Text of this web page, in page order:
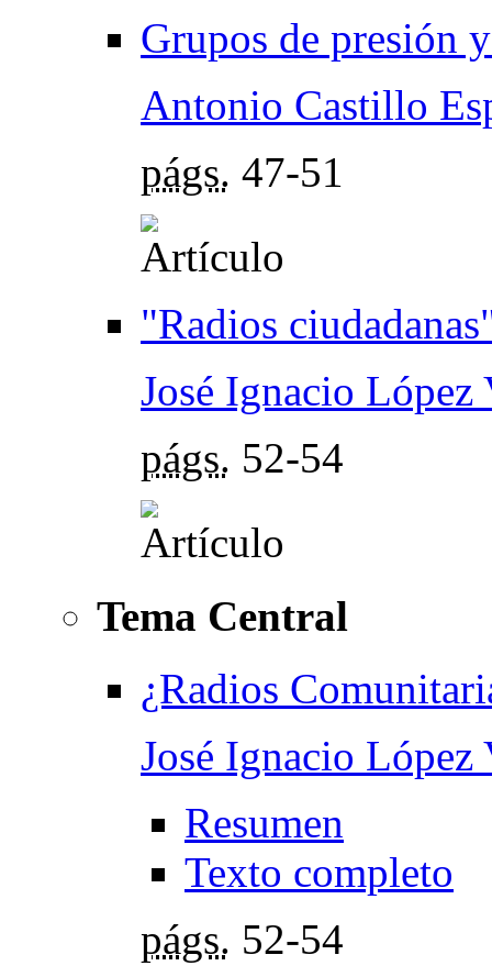
Grupos de presión
Antonio Castillo
págs. 47-51
"Radios
José Ignacio
págs. 52-54
Tema Central
¿Radios
José Ignacio
Resumen
Texto completo
págs. 52-54